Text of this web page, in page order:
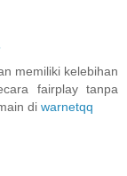
memiliki kelebihan
fairplay tanpa
di warnetqq